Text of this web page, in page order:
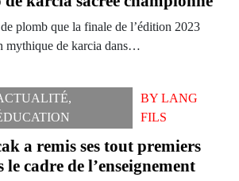
plomb que la finale de l’édition 2023
mythique de karcia dans…
,
BYLANG
FILS
a remis ses tout premiers
cadre de l’enseignement